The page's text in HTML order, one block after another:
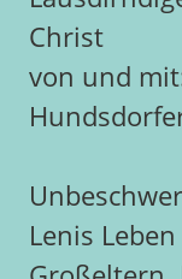
Christ
von und
Lenis